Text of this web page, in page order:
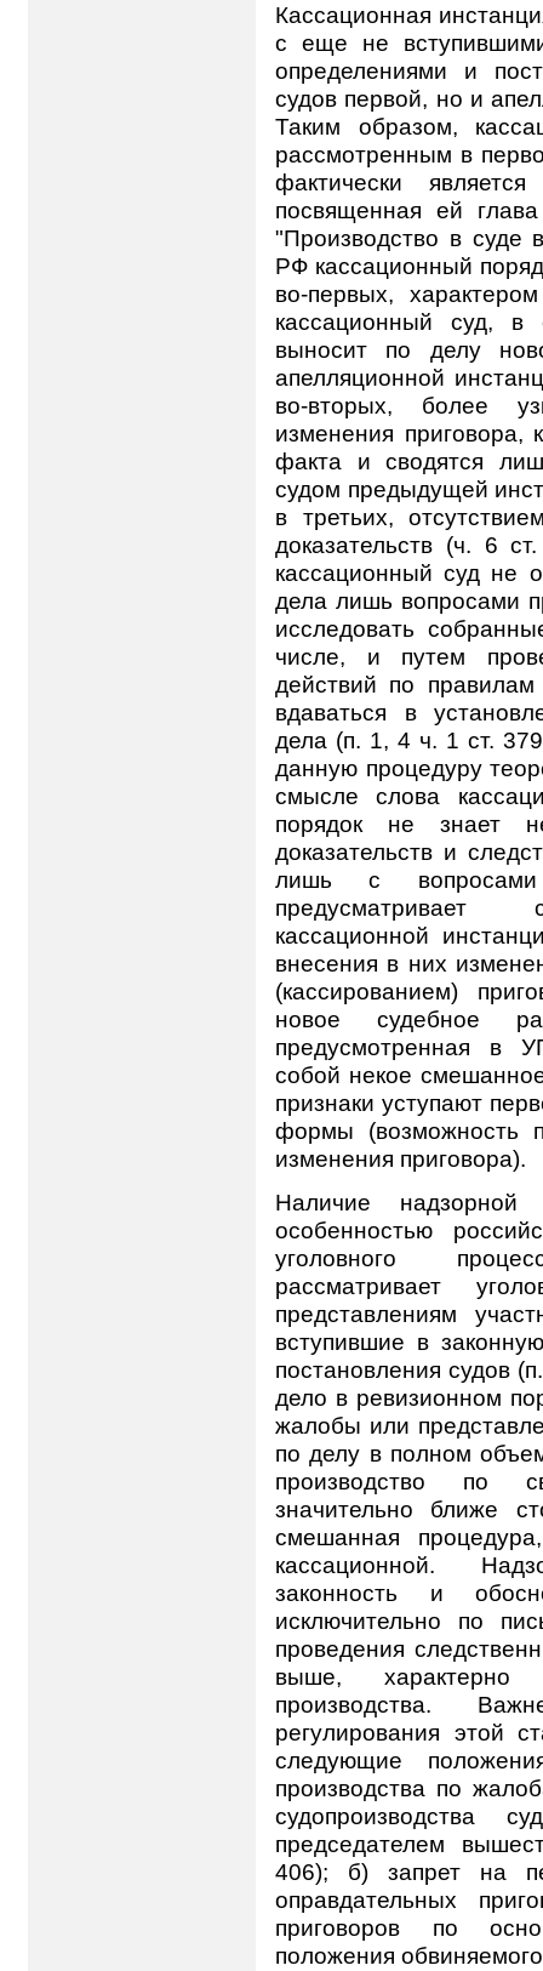
Кассационная
с еще не
определениями и
судов первой, но и
Таким образом,
рассмотренным в
фактически
посвященная ей
"Производство в суде
РФ кассационный
во-первых,
кассационный суд, в
выносит по делу
апелляционной
во-вторых, более
изменения приговора,
факта и сводятся
судом предыдущей
в третьих,
доказательств (ч. 6
кассационный суд не
дела лишь вопросами
исследовать
числе, и путем
действий по
вдаваться в
дела (п. 1, 4 ч. 1 ст.
данную процедуру
смысле слова
порядок не знает
доказательств и
лишь с
предусматривает
кассационной
внесения в них
(кассированием)
новое судебное
предусмотренная в
собой некое
признаки уступают
формы (возможность
изменения приговора).
Наличие надзорной
особенностью
уголовного
рассматривает
представлениям
вступившие в
постановления судов
дело в ревизионном
жалобы или
по делу в полном
производство по
значительно ближе
смешанная
кассационной.
законность и
исключительно по
проведения
выше, характерно
производства.
регулирования этой
следующие
производства по
судопроизводства
председателем
406); б) запрет на
оправдательных
приговоров по
положения